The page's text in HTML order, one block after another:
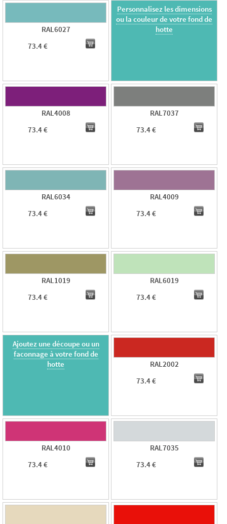
RAL6027
73.4 €
Personnalisez les dimensions
ou la couleur de votre fond de
hotte
RAL4008
73.4 €
RAL7037
73.4 €
RAL6034
73.4 €
RAL4009
73.4 €
RAL1019
73.4 €
RAL6019
73.4 €
Ajoutez une découpe ou un
faconnage à votre fond de
hotte
RAL2002
73.4 €
RAL4010
73.4 €
RAL7035
73.4 €